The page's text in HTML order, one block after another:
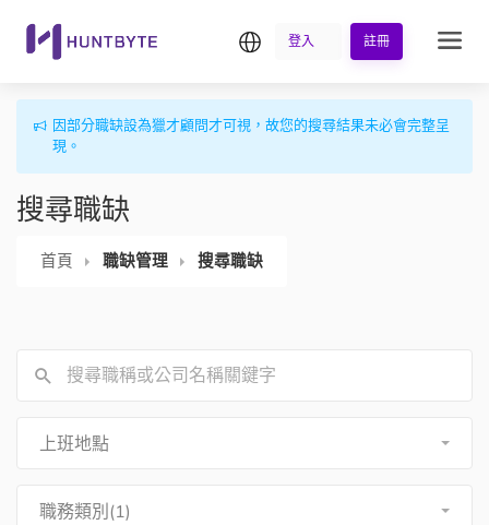
繁中登入 註冊
因部分職缺設為獵才顧問才可視，故您的搜尋結果未必會完整呈
現。
搜尋職缺
首頁 職缺管理 搜尋職缺
上班地點
職務類別(1)